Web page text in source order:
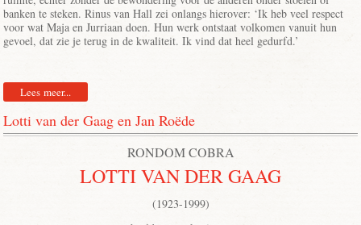
banken te steken. Rinus van Hall zei onlangs hierover: ‘Ik heb veel respect
voor wat Maja en Jurriaan doen. Hun werk ontstaat volkomen vanuit hun
gevoel, dat zie je terug in de kwaliteit. Ik vind dat heel gedurfd.’
Lees meer...
Lotti van der Gaag en Jan Roëde
RONDOM COBRA
LOTTI VAN DER GAAG
(1923-1999)